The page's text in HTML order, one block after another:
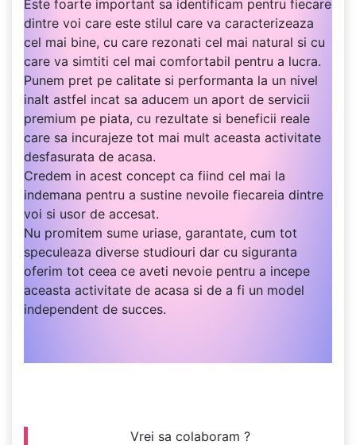
Este foarte important sa identificam pentru fiecare
dintre voi care este stilul care va caracterizeaza
cel mai bine, cu care rezonati cel mai natural si cu
care va simtiti cel mai comfortabil pentru a lucra.
Punem pret pe calitate si performanta la un nivel
inalt astfel incat sa aducem un aport de servicii
premium pe piata, cu rezultate si beneficii reale
care sa incurajeze tot mai mult aceasta activitate
desfasurata de acasa.
Credem in acest concept ca fiind cel mai la
indemana pentru a sustine nevoile fiecareia dintre
voi si usor de accesat.
Nu promitem sume uriase, garantate, cum tot
speculeaza diverse studiouri dar cu siguranta
oferim tot ceea ce aveti nevoie pentru a incepe
aceasta activitate de acasa si de a fi un model
independent de succes.
Vrei sa colaboram ?